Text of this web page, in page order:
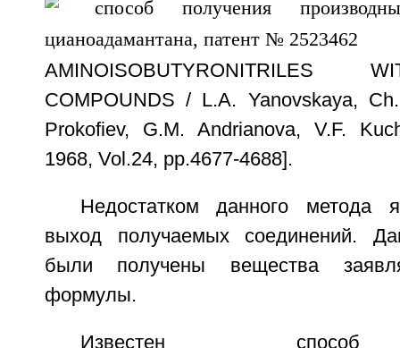
AMINOISOBUTYRONITRILES
COMPOUNDS / L.A. Yanovskaya,
Prokofiev, G.M. Andrianova, V.F.
1968, Vol.24, pp.4677-4688].
Недостатком данного метода
выход получаемых соединений.
были получены вещества
формулы.
Известен способ